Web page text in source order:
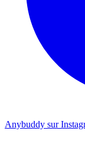
Anybuddy sur